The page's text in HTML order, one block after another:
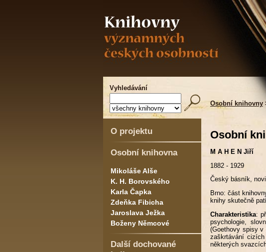
Vyhledávání
Osobní knihovny
O projektu
Osobní knihovna
Mikoláše Alše
K. H. Borovského
Karla Čapka
Zdeňka Fibicha
Jaroslava Ježka
Boženy Němcové
Další dochované
Osobní
M A H E N Jiří
1882 - 1929
Český básník,
Brno: část
knihy skutečně
Charakteristika:
psychologie,
(Goethovy spisy v
zaškrtávání
některých